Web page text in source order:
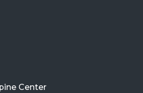
Center